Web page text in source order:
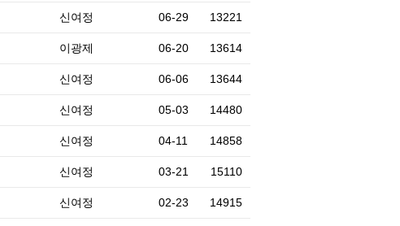
신여정 06-29 13221
이광제 06-20 13614
신여정 06-06 13644
신여정 05-03 14480
신여정 04-11 14858
신여정 03-21 15110
신여정 02-23 14915